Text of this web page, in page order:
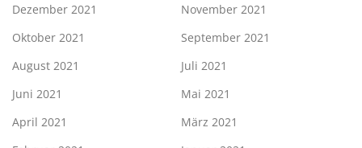
Dezember 2021
November 2021
Oktober 2021
September 2021
August 2021
Juli 2021
Juni 2021
Mai 2021
April 2021
März 2021